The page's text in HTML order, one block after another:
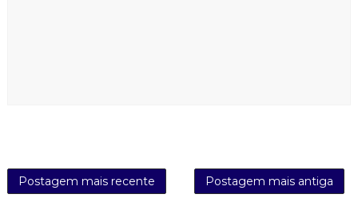
Postagem mais recente Postagem mais antiga